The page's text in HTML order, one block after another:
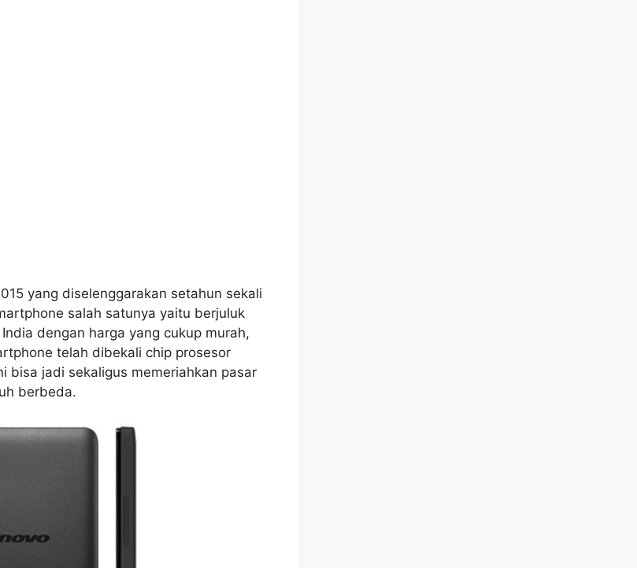
yang diselenggarakan setahun sekali
salah satunya yaitu berjuluk
dengan harga yang cukup murah,
telah dibekali chip prosesor
jadi sekaligus memeriahkan pasar
berbeda.